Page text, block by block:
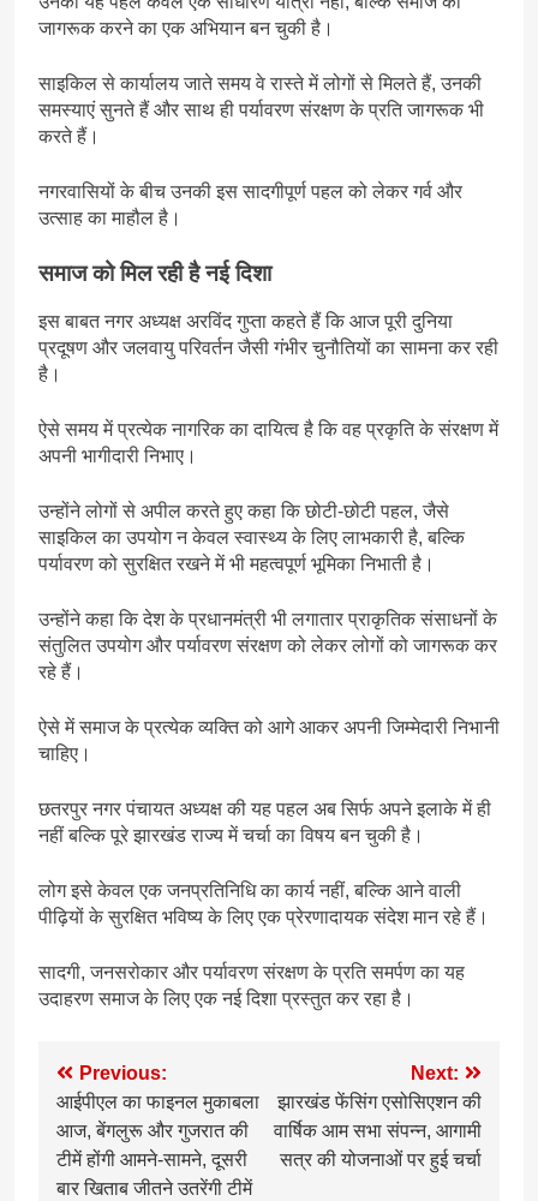
जागरूक करने का एक अभियान बन चुकी है।
साइकिल से कार्यालय जाते समय वे रास्ते में लोगों से मिलते हैं, उनकी
समस्याएं सुनते हैं और साथ ही पर्यावरण संरक्षण के प्रति जागरूक भी
करते हैं।
नगरवासियों के बीच उनकी इस सादगीपूर्ण पहल को लेकर गर्व और
उत्साह का माहौल है।
समाज को मिल रही है नई दिशा
इस बाबत नगर अध्यक्ष अरविंद गुप्ता कहते हैं कि आज पूरी दुनिया
प्रदूषण और जलवायु परिवर्तन जैसी गंभीर चुनौतियों का सामना कर रही
है।
ऐसे समय में प्रत्येक नागरिक का दायित्व है कि वह प्रकृति के संरक्षण में
अपनी भागीदारी निभाए।
उन्होंने लोगों से अपील करते हुए कहा कि छोटी-छोटी पहल, जैसे
साइकिल का उपयोग न केवल स्वास्थ्य के लिए लाभकारी है, बल्कि
पर्यावरण को सुरक्षित रखने में भी महत्वपूर्ण भूमिका निभाती है।
उन्होंने कहा कि देश के प्रधानमंत्री भी लगातार प्राकृतिक संसाधनों के
संतुलित उपयोग और पर्यावरण संरक्षण को लेकर लोगों को जागरूक कर
रहे हैं।
ऐसे में समाज के प्रत्येक व्यक्ति को आगे आकर अपनी जिम्मेदारी निभानी
चाहिए।
छतरपुर नगर पंचायत अध्यक्ष की यह पहल अब सिर्फ अपने इलाके में ही
नहीं बल्कि पूरे झारखंड राज्य में चर्चा का विषय बन चुकी है।
लोग इसे केवल एक जनप्रतिनिधि का कार्य नहीं, बल्कि आने वाली
पीढ़ियों के सुरक्षित भविष्य के लिए एक प्रेरणादायक संदेश मान रहे हैं।
सादगी, जनसरोकार और पर्यावरण संरक्षण के प्रति समर्पण का यह
उदाहरण समाज के लिए एक नई दिशा प्रस्तुत कर रहा है।
Post
navigation
Previous:
आईपीएल का फाइनल मुकाबला
आज, बेंगलुरू और गुजरात की
टीमें होंगी आमने-सामने, दूसरी
बार खिताब जीतने उतरेंगी टीमें
Next:
झारखंड फेंसिंग एसोसिएशन की
वार्षिक आम सभा संपन्न, आगामी
सत्र की योजनाओं पर हुई चर्चा